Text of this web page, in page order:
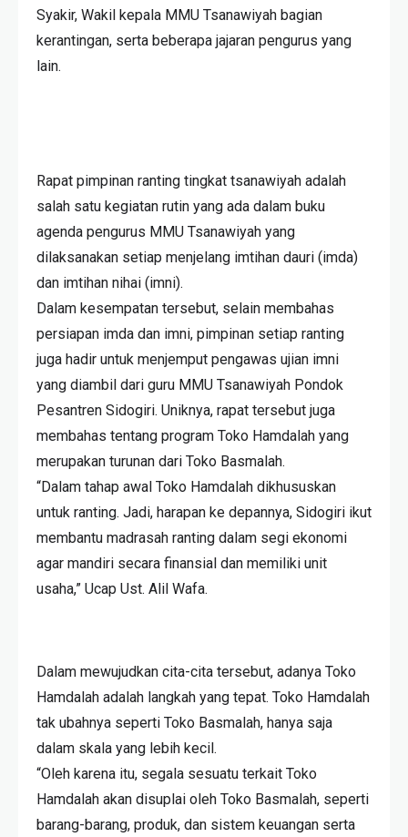
Syakir, Wakil kepala MMU Tsanawiyah bagian
kerantingan, serta beberapa jajaran pengurus yang
lain.
Rapat pimpinan ranting tingkat tsanawiyah adalah
salah satu kegiatan rutin yang ada dalam buku
agenda pengurus MMU Tsanawiyah yang
dilaksanakan setiap menjelang imtihan dauri (imda)
dan imtihan nihai (imni).
Dalam kesempatan tersebut, selain membahas
persiapan imda dan imni, pimpinan setiap ranting
juga hadir untuk menjemput pengawas ujian imni
yang diambil dari guru MMU Tsanawiyah Pondok
Pesantren Sidogiri. Uniknya, rapat tersebut juga
membahas tentang program Toko Hamdalah yang
merupakan turunan dari Toko Basmalah.
“Dalam tahap awal Toko Hamdalah dikhususkan
untuk ranting. Jadi, harapan ke depannya, Sidogiri ikut
membantu madrasah ranting dalam segi ekonomi
agar mandiri secara finansial dan memiliki unit
usaha,” Ucap Ust. Alil Wafa.
Dalam mewujudkan cita-cita tersebut, adanya Toko
Hamdalah adalah langkah yang tepat. Toko Hamdalah
tak ubahnya seperti Toko Basmalah, hanya saja
dalam skala yang lebih kecil.
“Oleh karena itu, segala sesuatu terkait Toko
Hamdalah akan disuplai oleh Toko Basmalah, seperti
barang-barang, produk, dan sistem keuangan serta